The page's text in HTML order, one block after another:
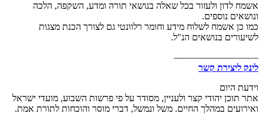
אשמח לדון ולעזור בכל שאלה בנושאי תורה ומדע, השקפה, הלכה
ונושאים נוספים.
כמו כן אשמח לשלוח מידע וחומר רלוונטי גם לצורך הכנת מצגות
לשיעורים בנושאים הנ"ל.
—————————
לינק ליצירת קשר
וידעת היום
אתר תוכן יהודי קצר ולעניין, מסודר על פי פרשות השבוע, מועדי ישראל
ואירועים במהלך החיים. משל ונמשל, דברי מוסר והוכחות לתורת אמת.